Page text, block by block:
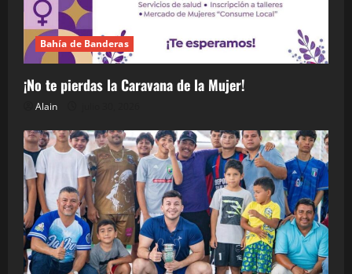
Bahía de Banderas
¡No te pierdas la Caravana de la Mujer!
Alain